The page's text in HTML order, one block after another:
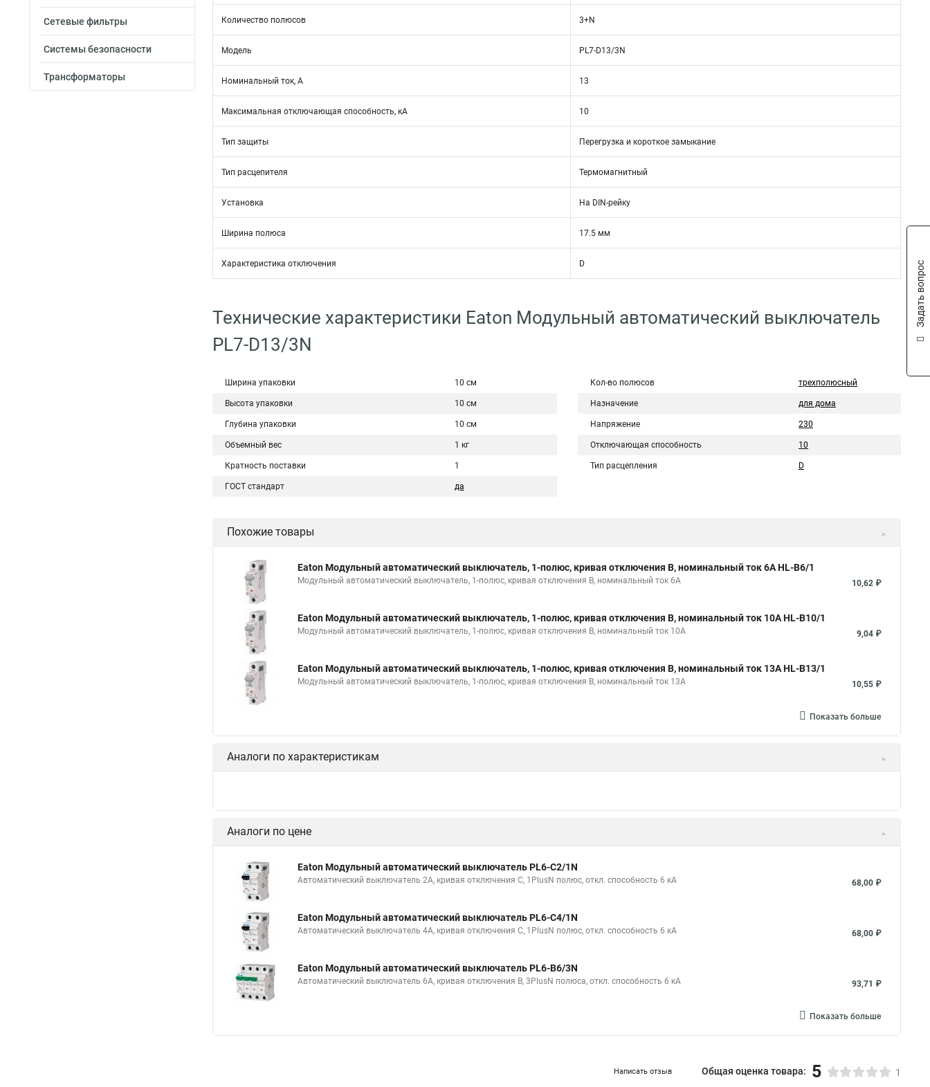
Сетевые фильтры
Системы безопасности
Трансформаторы
Количество полюсов 3+N
Модель PL7-D13/3N
Номинальный ток, А 13
Максимальная отключающая способность, кА 10
Тип защиты Перегрузка и короткое замыкание
Тип расцепителя Термомагнитный
Установка На DIN-рейку
Ширина полюса 17.5 мм
Характеристика отключения D
Технические характеристики Eaton Модульный автоматический выключатель
PL7-D13/3N
Ширина упаковки 10 см
Высота упаковки 10 см
Глубина упаковки 10 см
Объемный вес 1 кг
Кратность поставки 1
ГОСТ стандарт да
Кол-во полюсов трехполюсный
Назначение для дома
Напряжение 230
Отключающая способность 10
Тип расцепления D
Похожие товары
Eaton Модульный автоматический выключатель, 1-полюс, кривая отключения B, номинальный ток 6А HL-B6/1
Модульный автоматический выключатель, 1-полюс, кривая отключения B, номинальный ток 6А 10,62 ₽
Eaton Модульный автоматический выключатель, 1-полюс, кривая отключения B, номинальный ток 10А HL-B10/1
Модульный автоматический выключатель, 1-полюс, кривая отключения B, номинальный ток 10А 9,04 ₽
Eaton Модульный автоматический выключатель, 1-полюс, кривая отключения B, номинальный ток 13А HL-B13/1
Модульный автоматический выключатель, 1-полюс, кривая отключения B, номинальный ток 13А 10,55 ₽
Показать больше
Аналоги по характеристикам
Аналоги по цене
Eaton Модульный автоматический выключатель PL6-C2/1N
Автоматический выключатель 2А, кривая отключения С, 1PlusN полюс, откл. способность 6 кА 68,00 ₽
Eaton Модульный автоматический выключатель PL6-C4/1N
Автоматический выключатель 4А, кривая отключения С, 1PlusN полюс, откл. способность 6 кА 68,00 ₽
Eaton Модульный автоматический выключатель PL6-B6/3N
Автоматический выключатель 6А, кривая отключения В, 3PlusN полюса, откл. способность 6 кА 93,71 ₽
Показать больше
Написать отзыв Общая оценка товара: 5 1
Задать вопрос